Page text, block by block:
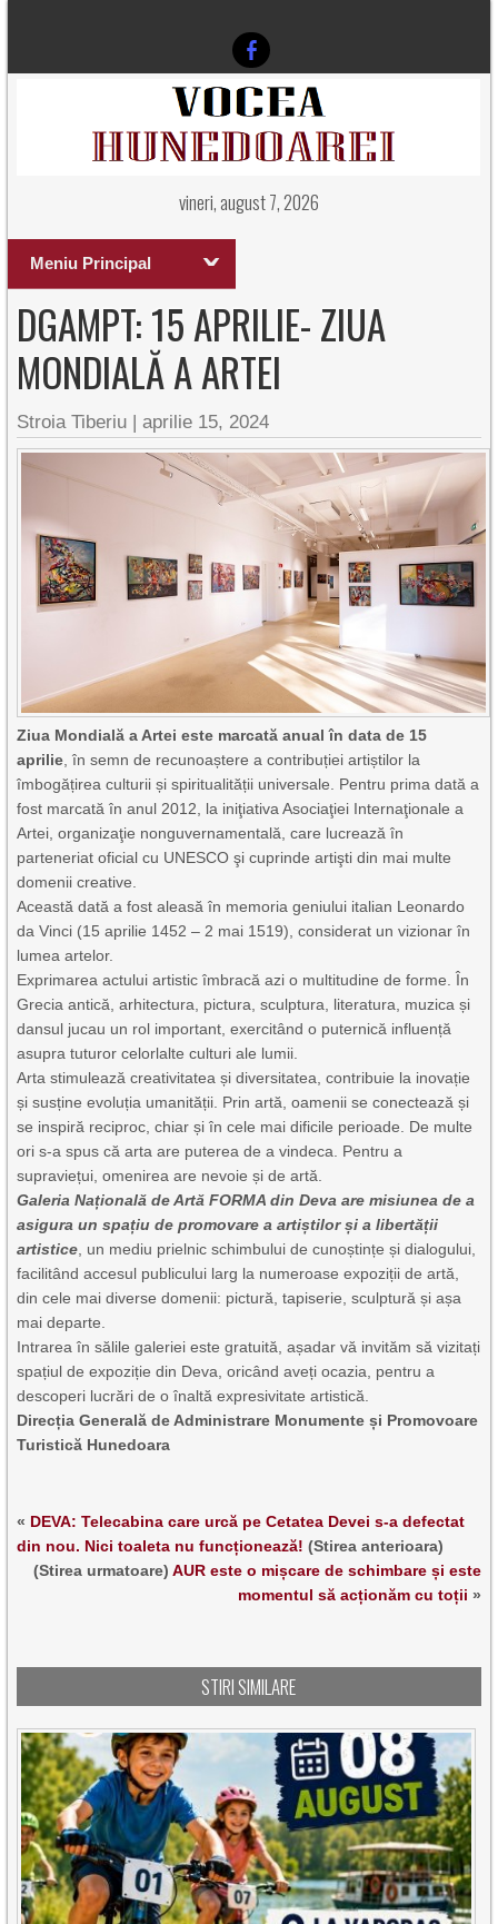
vineri, august 7, 2026
Meniu Principal
DGAMPT: 15 APRILIE- ZIUA
MONDIALĂ A ARTEI
Stroia Tiberiu |aprilie 15, 2024
Ziua Mondială a Artei este marcată anual în data de 15
aprilie, în semn de recunoaștere a contribuției artiștilor la
îmbogățirea culturii și spiritualității universale. Pentru prima dată a
fost marcată în anul 2012, la iniţiativa Asociaţiei Internaţionale a
Artei, organizaţie nonguvernamentală, care lucrează în
parteneriat oficial cu UNESCO şi cuprinde artişti din mai multe
domenii creative.
Această dată a fost aleasă în memoria geniului italian Leonardo
da Vinci (15 aprilie 1452 – 2 mai 1519), considerat un vizionar în
lumea artelor.
Exprimarea actului artistic îmbracă azi o multitudine de forme. În
Grecia antică, arhitectura, pictura, sculptura, literatura, muzica și
dansul jucau un rol important, exercitând o puternică influență
asupra tuturor celorlalte culturi ale lumii.
Arta stimulează creativitatea și diversitatea, contribuie la inovație
și susține evoluția umanității. Prin artă, oamenii se conectează și
se inspiră reciproc, chiar și în cele mai dificile perioade. De multe
ori s-a spus că arta are puterea de a vindeca. Pentru a
supraviețui, omenirea are nevoie și de artă.
Galeria Națională de Artă FORMA din Deva are misiunea de a
asigura un spațiu de promovare a artiștilor și a libertății
artistice, un mediu prielnic schimbului de cunoștințe și dialogului,
facilitând accesul publicului larg la numeroase expoziții de artă,
din cele mai diverse domenii: pictură, tapiserie, sculptură și așa
mai departe.
Intrarea în sălile galeriei este gratuită, așadar vă invităm să vizitați
spațiul de expoziție din Deva, oricând aveți ocazia, pentru a
descoperi lucrări de o înaltă expresivitate artistică.
Direcția Generală de Administrare Monumente și Promovoare
Turistică Hunedoara
« DEVA: Telecabina care urcă pe Cetatea Devei s-a defectat
din nou. Nici toaleta nu funcționează! (Stirea anterioara)
(Stirea urmatoare) AUR este o mișcare de schimbare și este
momentul să acționăm cu toții »
STIRI SIMILARE